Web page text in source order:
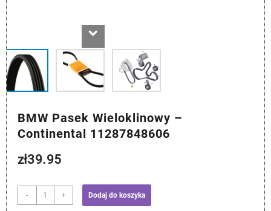
BMW Pasek Wieloklinowy –
Continental 11287848606
zł39.95
-
ilość
BMW
+ Dodaj do koszyka